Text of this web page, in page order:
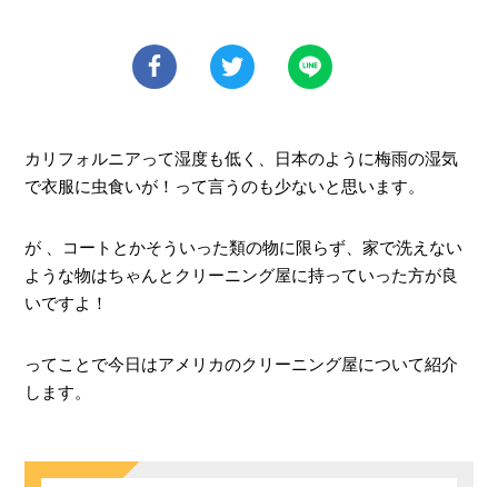
カリフォルニアって湿度も低く、日本のように梅雨の湿気
で衣服に虫食いが！って言うのも少ないと思います。
が 、コートとかそういった類の物に限らず、家で洗えない
ような物はちゃんとクリーニング屋に持っていった方が良
いですよ！
ってことで今日はアメリカのクリーニング屋について紹介
します。